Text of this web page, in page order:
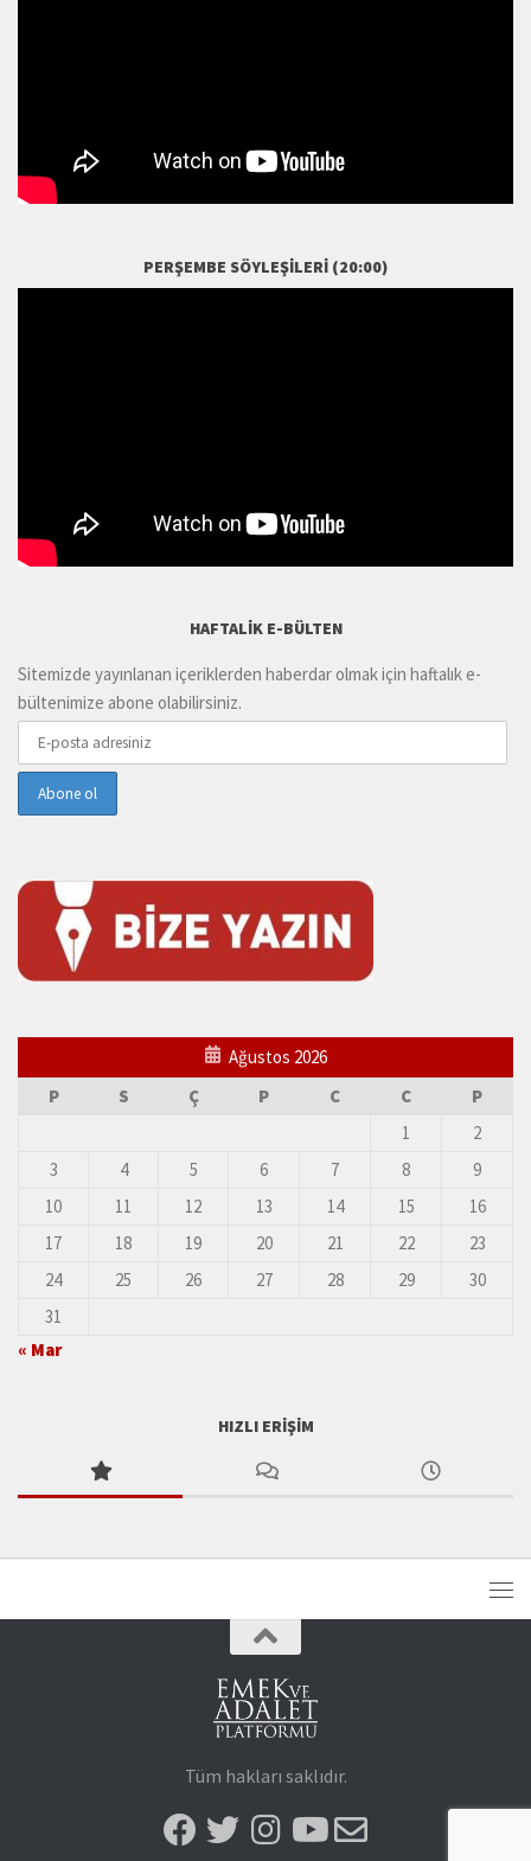
PERŞEMBE SÖYLEŞILERI (20:00)
HAFTALIK E-BÜLTEN
Sitemizde yayınlanan içeriklerden haberdar olmak için haftalık e-
bültenimize abone olabilirsiniz.
Ağustos 2026
P
S Ç P C C
P
1
2
3
4 5 6 7 8
9
10
11 12 13 14 15
16
17
18 19 20 21 22
23
24
25 26 27 28 29
30
31
« Mar
HIZLI ERIŞIM
Tüm hakları saklıdır.